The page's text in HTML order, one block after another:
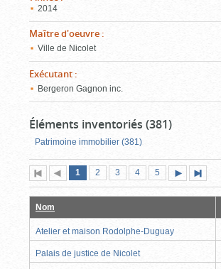
2014
Maître d'oeuvre :
Ville de Nicolet
Exécutant :
Bergeron Gagnon inc.
Éléments inventoriés (381)
Patrimoine immobilier (381)
Première
page
Page
précédente
Page
1 (page
actuelle)
Page
2 Page
3 Page
4 Page
5
suivante
page
Nom
Atelier et maison Rodolphe-Duguay
Palais de justice de Nicolet